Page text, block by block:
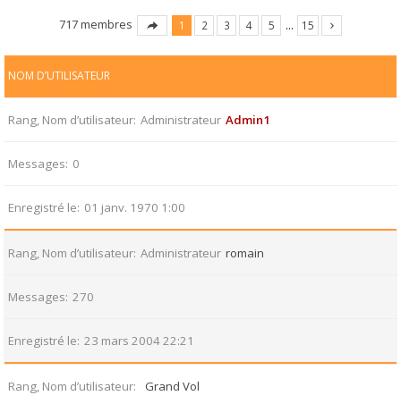
717 membres 1 2 3 4 5 … 15
NOM D’UTILISATEUR
Rang, Nom d’utilisateur Administrateur Admin1
Messages 0
Enregistré le 01 janv. 1970 1:00
Rang, Nom d’utilisateur Administrateur romain
Messages 270
Enregistré le 23 mars 2004 22:21
Rang, Nom d’utilisateur Grand Vol